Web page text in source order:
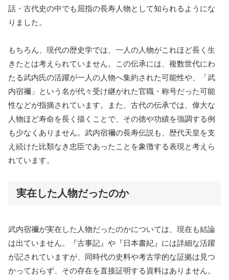
話・古代史の中でも屈指の長寿人物として知られるようにな
りました。
もちろん、現代の歴史学では、一人の人物がこれほど長く生
きたとは考えられていません。この伝承には、複数世代にわ
たる武内氏の活躍が一人の人物へ集約された可能性や、「武
内宿禰」という名が代々受け継がれた官職・称号だった可能
性などが指摘されています。また、古代の伝承では、偉大な
人物ほど寿命を長く描くことで、その徳や功績を強調する例
も少なくありません。武内宿禰の長寿伝説も、歴代天皇を支
え続けた比類なき忠臣であったことを象徴する表現と考えら
れています。
実在した人物だったのか
武内宿禰が実在した人物だったのかについては、現在も結論
は出ていません。『古事記』や『日本書紀』には詳細な活躍
が記されていますが、同時代の史料や考古学的な証拠は見つ
かっておらず、その存在を直接証明する資料はありません。